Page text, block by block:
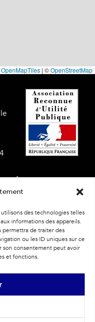
des technologies telles
informations des appareils.
permettra de traiter des
ou les ID uniques sur ce
son consentement peut avoir
et fonctions.
OpenMapTiles | ©OpenStreetMap